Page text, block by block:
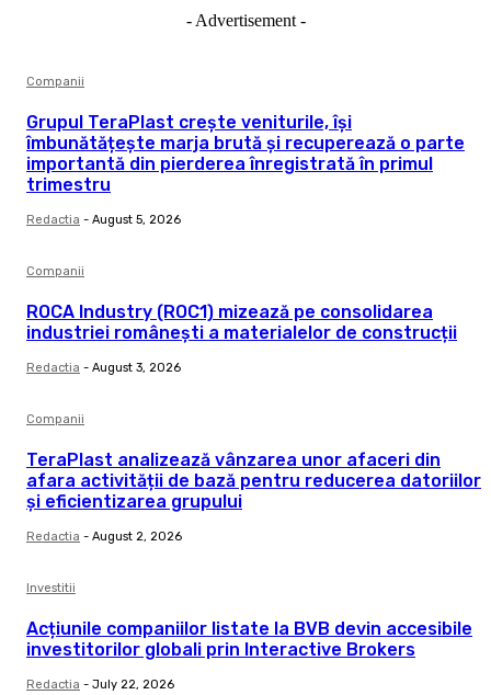
- Advertisement -
Companii
Grupul TeraPlast crește veniturile, își
îmbunătățește marja brută și recuperează o parte
importantă din pierderea înregistrată în primul
trimestru
Redactia - August 5, 2026
Companii
ROCA Industry (ROC1) mizează pe consolidarea
industriei românești a materialelor de construcții
Redactia - August 3, 2026
Companii
TeraPlast analizează vânzarea unor afaceri din
afara activității de bază pentru reducerea datoriilor
și eficientizarea grupului
Redactia - August 2, 2026
Investitii
Acțiunile companiilor listate la BVB devin accesibile
investitorilor globali prin Interactive Brokers
Redactia - July 22, 2026